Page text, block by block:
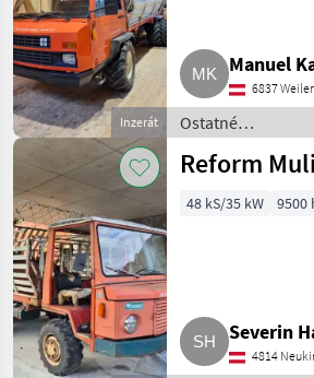
Inzerát
6837 Weiler
Ostatné
silové stroje /
motorové auto
Reform
48 kS/35 kW 9500
Severin
4814